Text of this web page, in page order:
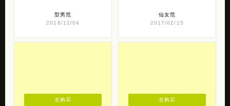
型男范
2018/12/04
仙女范
2017/02/15
去购买 去购买